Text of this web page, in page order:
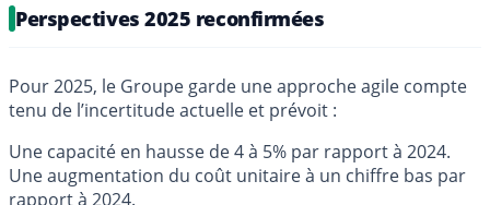
Perspectives 2025 reconfirmées
Pour 2025, le Groupe garde une approche agile compte
tenu de l’incertitude actuelle et prévoit :
Une capacité en hausse de 4 à 5% par rapport à 2024.
Une augmentation du coût unitaire à un chiffre bas par
rapport à 2024.